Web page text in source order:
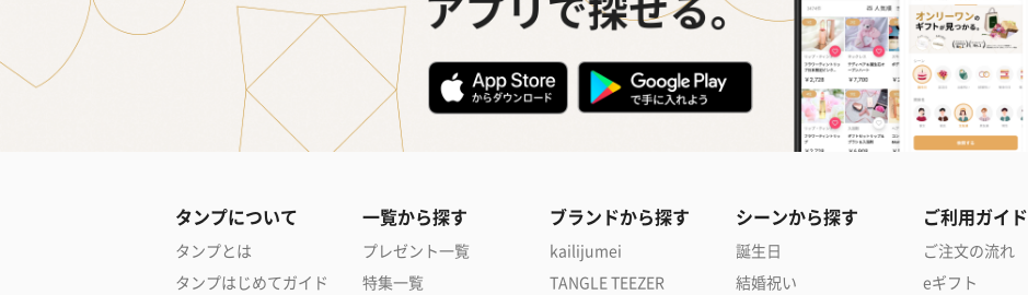
タンプについて
タンプとは
タンプはじめてガイド
一覧から探す
プレゼント一覧
特集一覧
ブランドから探す
kailijumei
TANGLE TEEZER
シーンから探す
誕生日
結婚祝い
ご利用ガイド
ご注文の流れ
eギフト